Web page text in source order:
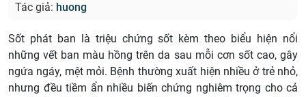
Tác giả: huong
Sốt phát ban là triệu chứng sốt kèm theo biểu hiện nổi
những vết ban màu hồng trên da sau mỗi cơn sốt cao, gây
ngứa ngáy, mệt mỏi. Bệnh thường xuất hiện nhiều ở trẻ nhỏ,
nhưng đều tiềm ẩn nhiều biến chứng nghiêm trọng cho cả